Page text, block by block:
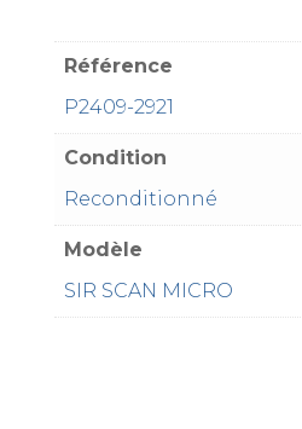
Référence
P2409-2921
Condition
Reconditionné
Modèle
SIR SCAN MICRO